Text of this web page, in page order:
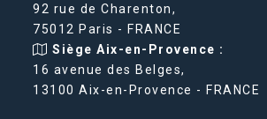
92 rue de Charenton,
75012 Paris - FRANCE
Siège Aix-en-Provence :
16 avenue des Belges,
13100 Aix-en-Provence - FRANCE